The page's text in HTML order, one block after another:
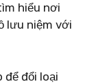
hiểu nơi
lưu niệm với
đổi loại